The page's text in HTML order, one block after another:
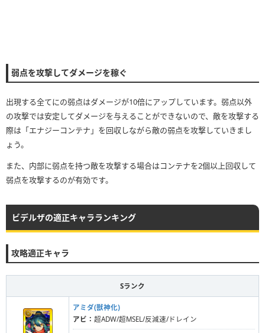
弱点を攻撃してダメージを稼ぐ
出現する全てにの弱点はダメージが10倍にアップしています。弱点以外
の攻撃では安定してダメージを与えることができないので、敵を攻撃する
際は「エナジーコンテナ」を回収しながら敵の弱点を攻撃していきまし
ょう。
また、内部に弱点を持つ敵を攻撃する場合はコンテナを2個以上回収して
弱点を攻撃するのが有効です。
ビデルザの適正キャラランキング
攻略適正キャラ
Sランク
アミダ(獣神化)
アビ： 超ADW/超MSEL/反減速/ドレイン